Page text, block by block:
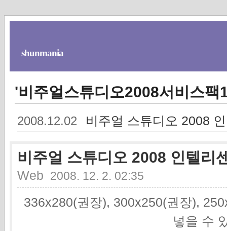
shunmania
'비주얼스튜디오2008서비스팩
2008.12.02 비주얼 스튜디오 2008
비주얼 스튜디오 2008 인텔리
Web 2008. 12. 2. 02:35
336x280(권장), 300x250(권장),
넣을 수